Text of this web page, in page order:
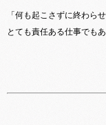
「何も起こさずに終わら
とても責任ある仕事でもあ